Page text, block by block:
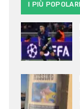
I PIÙ POPOLARI